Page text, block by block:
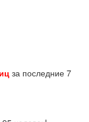
за последние 7